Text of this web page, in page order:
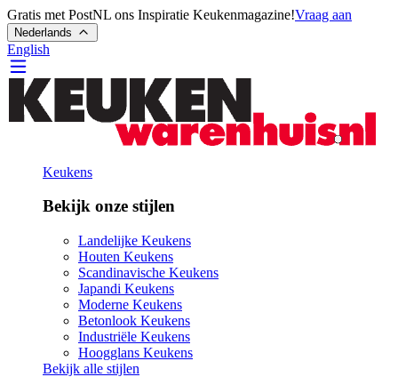
Gratis met PostNL ons Inspiratie Keukenmagazine!Vraag aan
Nederlands
English
Keukens
Bekijk onze stijlen
Landelijke Keukens
Houten Keukens
Scandinavische Keukens
Japandi Keukens
Moderne Keukens
Betonlook Keukens
Industriële Keukens
Hoogglans Keukens
Bekijk alle stijlen